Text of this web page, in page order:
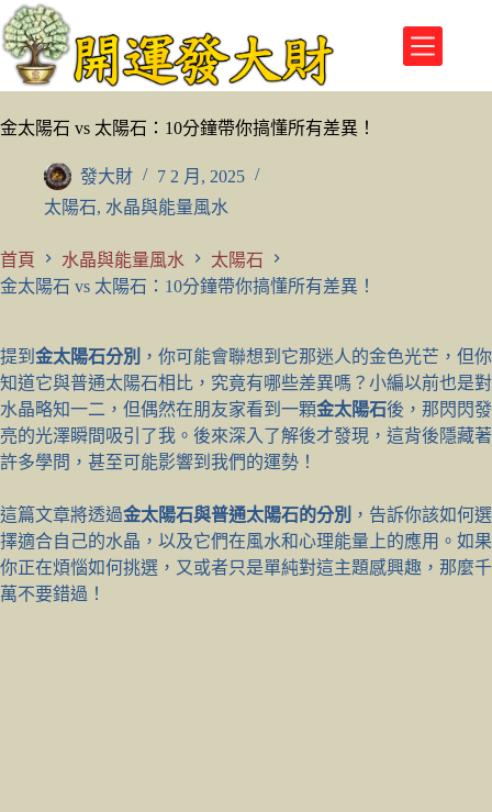
跳
至
主
要
內
金太陽石 vs 太陽石：10分鐘帶你搞懂所有差異！
發大財
7 2 月, 2025
太陽石, 水晶與能量風水
首頁 水晶與能量風水
太陽石
金太陽石 vs 太陽石：10分鐘帶你搞懂所有差異！
提到 金太陽石分別 ，你可能會聯想到它那迷人的金色光芒，但你
知道它與普通太陽石相比，究竟有哪些差異嗎？小編以前也是對
水晶略知一二，但偶然在朋友家看到一顆金太陽石後，那閃閃發
亮的光澤瞬間吸引了我。後來深入了解後才發現，這背後隱藏著
許多學問，甚至可能影響到我們的運勢！
這篇文章將透過金太陽石與普通太陽石的分別 ，告訴你該如何選
擇適合自己的水晶，以及它們在風水和心理能量上的應用。如果
你正在煩惱如何挑選，又或者只是單純對這主題感興趣，那麼千
萬不要錯過！